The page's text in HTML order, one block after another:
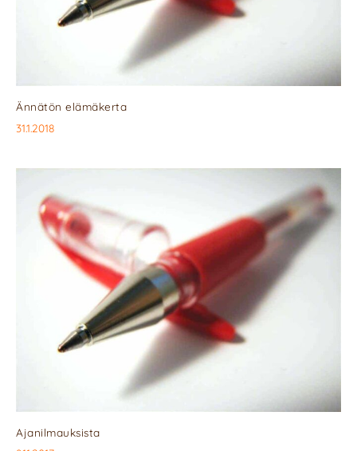
Ännätön elämäkerta
31.1.2018
Ajanilmauksista